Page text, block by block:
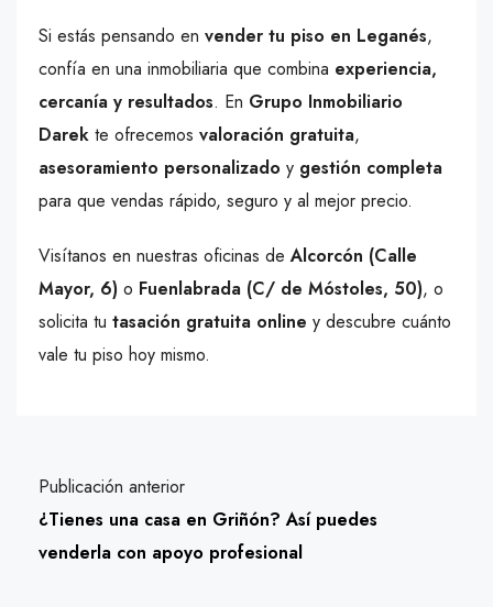
Si estás pensando en vender tu piso en Leganés,
confía en una inmobiliaria que combina experiencia,
cercanía y resultados. En Grupo Inmobiliario
Darek te ofrecemos valoración gratuita,
asesoramiento personalizado y gestión completa
para que vendas rápido, seguro y al mejor precio.
Visítanos en nuestras oficinas deAlcorcón (Calle
Mayor, 6) o Fuenlabrada (C/ de Móstoles, 50), o
solicita tu tasación gratuita online y descubre cuánto
vale tu piso hoy mismo.
Publicación anterior
¿Tienes una casa en Griñón? Así puedes
venderla con apoyo profesional